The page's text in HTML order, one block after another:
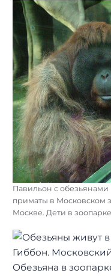
Павильон с
приматы в Московском
Москве. Дети в зоопарке